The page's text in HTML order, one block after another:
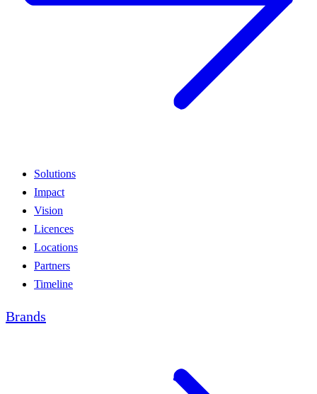
Solutions
Impact
Vision
Licences
Locations
Partners
Timeline
Brands